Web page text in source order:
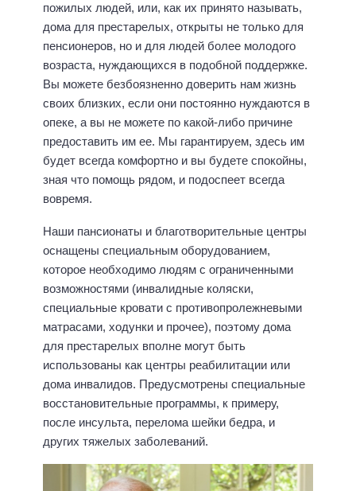
пожилых людей, или, как их принято называть,
дома для престарелых, открыты не только для
пенсионеров, но и для людей более молодого
возраста, нуждающихся в подобной поддержке.
Вы можете безбоязненно доверить нам жизнь
своих близких, если они постоянно нуждаются в
опеке, а вы не можете по какой-либо причине
предоставить им ее. Мы гарантируем, здесь им
будет всегда комфортно и вы будете спокойны,
зная что помощь рядом, и подоспеет всегда
вовремя.
Наши пансионаты и благотворительные центры
оснащены специальным оборудованием,
которое необходимо людям с ограниченными
возможностями (инвалидные коляски,
специальные кровати с противопролежневыми
матрасами, ходунки и прочее), поэтому дома
для престарелых вполне могут быть
использованы как центры реабилитации или
дома инвалидов. Предусмотрены специальные
восстановительные программы, к примеру,
после инсульта, перелома шейки бедра, и
других тяжелых заболеваний.